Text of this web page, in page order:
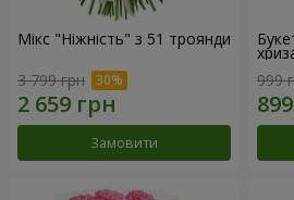
Мікс "Ніжність" з 51 троянди
3 799 грн
Замовити
999